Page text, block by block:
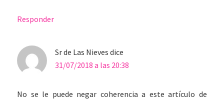
Responder
Sr de Las Nieves dice
31/07/2018 a las 20:38
No se le puede negar coherencia a este artículo de